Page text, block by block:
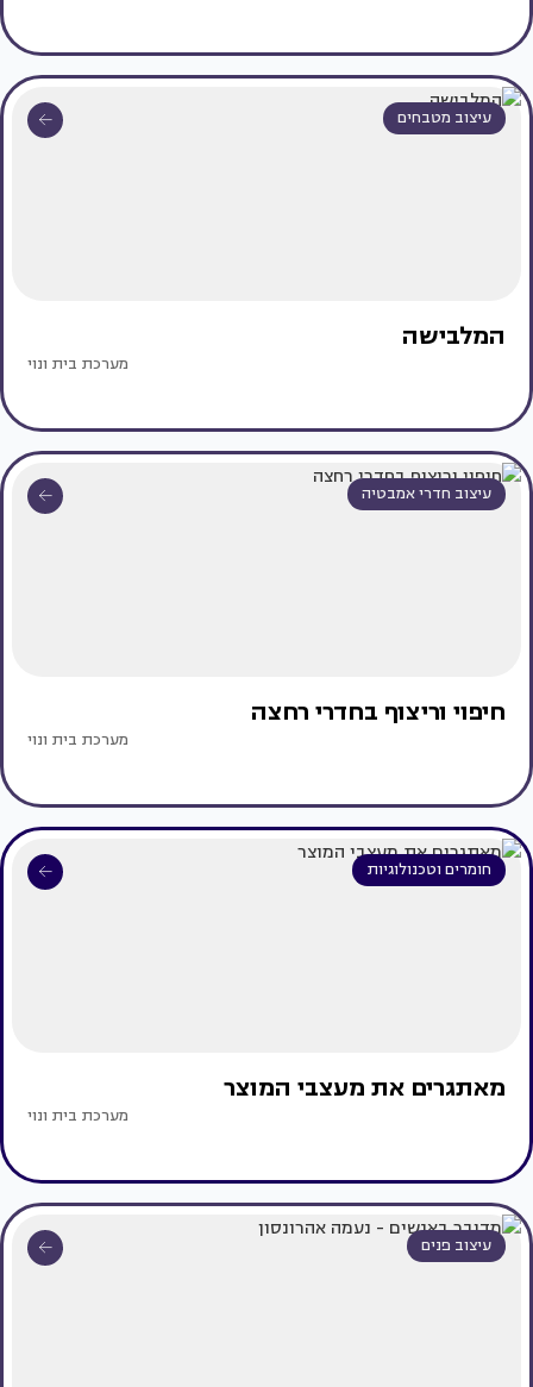
עיצוב מטבחים
המלבישה
מערכת בית ונוי
עיצוב חדרי אמבטיה
חיפוי וריצוף בחדרי רחצה
מערכת בית ונוי
חומרים וטכנולוגיות
מאתגרים את מעצבי המוצר
מערכת בית ונוי
עיצוב פנים